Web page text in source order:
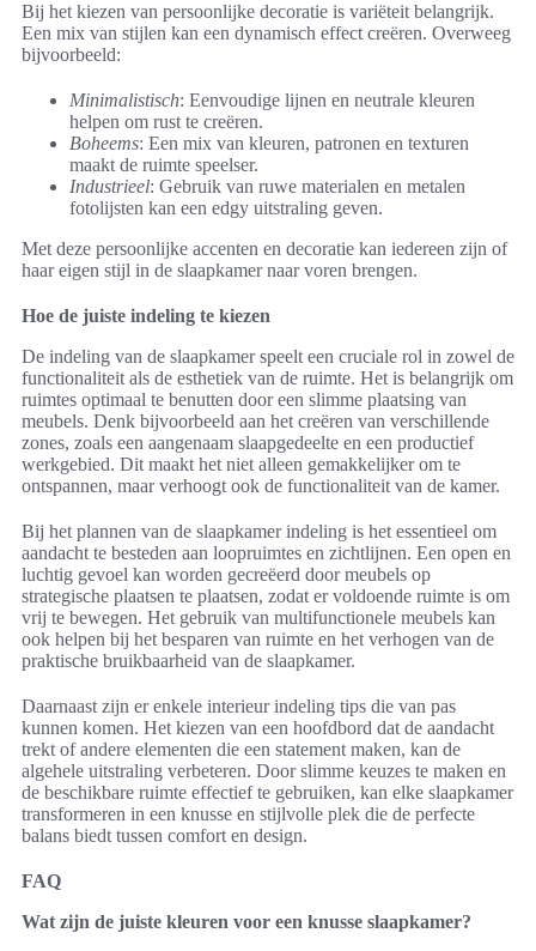
Bij het kiezen van persoonlijke decoratie is variëteit belangrijk.
Een mix van stijlen kan een dynamisch effect creëren. Overweeg
bijvoorbeeld:
Minimalistisch: Eenvoudige lijnen en neutrale kleuren
helpen om rust te creëren.
Boheems: Een mix van kleuren, patronen en texturen
maakt de ruimte speelser.
Industrieel: Gebruik van ruwe materialen en metalen
fotolijsten kan een edgy uitstraling geven.
Met deze persoonlijke accenten en decoratie kan iedereen zijn of
haar eigen stijl in de slaapkamer naar voren brengen.
Hoe de juiste indeling te kiezen
De indeling van de slaapkamer speelt een cruciale rol in zowel de
functionaliteit als de esthetiek van de ruimte. Het is belangrijk om
ruimtes optimaal te benutten door een slimme plaatsing van
meubels. Denk bijvoorbeeld aan het creëren van verschillende
zones, zoals een aangenaam slaapgedeelte en een productief
werkgebied. Dit maakt het niet alleen gemakkelijker om te
ontspannen, maar verhoogt ook de functionaliteit van de kamer.
Bij het plannen van de slaapkamer indeling is het essentieel om
aandacht te besteden aan loopruimtes en zichtlijnen. Een open en
luchtig gevoel kan worden gecreëerd door meubels op
strategische plaatsen te plaatsen, zodat er voldoende ruimte is om
vrij te bewegen. Het gebruik van multifunctionele meubels kan
ook helpen bij het besparen van ruimte en het verhogen van de
praktische bruikbaarheid van de slaapkamer.
Daarnaast zijn er enkele interieur indeling tips die van pas
kunnen komen. Het kiezen van een hoofdbord dat de aandacht
trekt of andere elementen die een statement maken, kan de
algehele uitstraling verbeteren. Door slimme keuzes te maken en
de beschikbare ruimte effectief te gebruiken, kan elke slaapkamer
transformeren in een knusse en stijlvolle plek die de perfecte
balans biedt tussen comfort en design.
FAQ
Wat zijn de juiste kleuren voor een knusse slaapkamer?